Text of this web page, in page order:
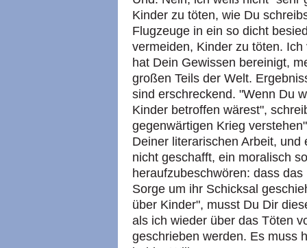
Kinder zu töten, wie Du
Flugzeuge in ein so dicht
vermeiden, Kinder zu töten.
hat Dein Gewissen bereinigt,
großen Teils der Welt.
sind erschreckend. "Wenn Du
Kinder betroffen wärest",
gegenwärtigen Krieg
Deiner literarischen Arbeit,
nicht geschafft, ein moralisch
heraufzubeschwören: dass
Sorge um ihr Schicksal
über Kinder", musst Du Dir
als ich wieder über das Töten
geschrieben werden. Es muss